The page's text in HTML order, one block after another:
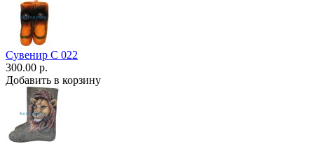
Сувенир С 022
300.00 р.
Добавить в корзину